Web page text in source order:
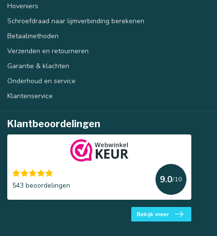
Hoveniers
Schroefdraad naar lijmverbinding berekenen
Betaalmethoden
Verzenden en retourneren
Garantie & klachten
Onderhoud en service
Klantenservice
Klantbeoordelingen
543 beoordelingen
9.0/10
Bekijk meer